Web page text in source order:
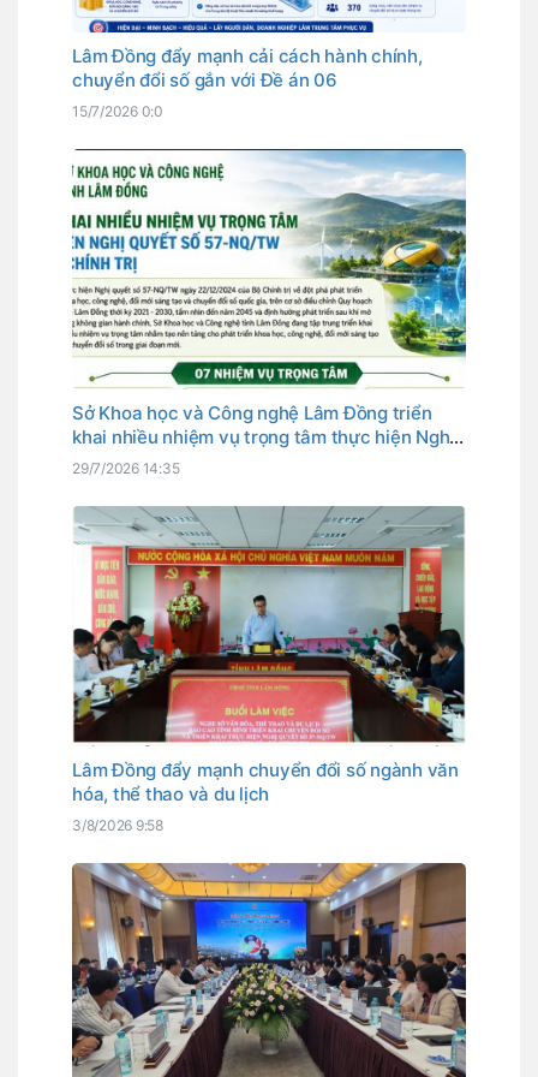
Lâm Đồng đẩy mạnh cải cách hành chính,
chuyển đổi số gắn với Đề án 06
15/7/2026 0:0
Sở Khoa học và Công nghệ Lâm Đồng triển
khai nhiều nhiệm vụ trọng tâm thực hiện Nghị
quyết số 57-NQ/TW của Bộ Chính trị
29/7/2026 14:35
Lâm Đồng đẩy mạnh chuyển đổi số ngành văn
hóa, thể thao và du lịch
3/8/2026 9:58